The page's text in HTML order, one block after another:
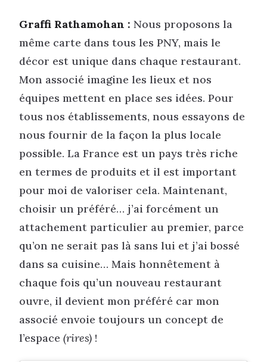
Graffi Rathamohan : Nous proposons la
même carte dans tous les PNY, mais le
décor est unique dans chaque restaurant.
Mon associé imagine les lieux et nos
équipes mettent en place ses idées. Pour
tous nos établissements, nous essayons de
nous fournir de la façon la plus locale
possible. La France est un pays très riche
en termes de produits et il est important
pour moi de valoriser cela. Maintenant,
choisir un préféré… j’ai forcément un
attachement particulier au premier, parce
qu’on ne serait pas là sans lui et j’ai bossé
dans sa cuisine… Mais honnêtement à
chaque fois qu’un nouveau restaurant
ouvre, il devient mon préféré car mon
associé envoie toujours un concept de
l’espace (rires) !